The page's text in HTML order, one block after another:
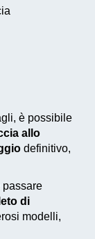
è possibile
allo
definitivo,
passare
di
modelli,